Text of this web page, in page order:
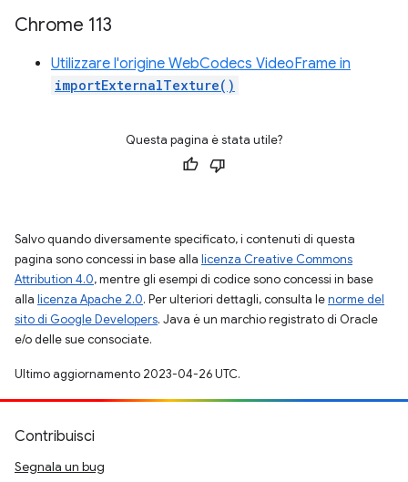
Chrome 113
Utilizzare l'origine WebCodecs VideoFrame in
importExternalTexture()
Questa pagina è stata utile?
Salvo quando diversamente specificato, i contenuti di questa
pagina sono concessi in base alla licenza Creative Commons
Attribution 4.0, mentre gli esempi di codice sono concessi in base
alla licenza Apache 2.0. Per ulteriori dettagli, consulta lenorme del
sito di Google Developers. Java è un marchio registrato di Oracle
e/o delle sue consociate.
Ultimo aggiornamento 2023-04-26 UTC.
Contribuisci
Segnala un bug